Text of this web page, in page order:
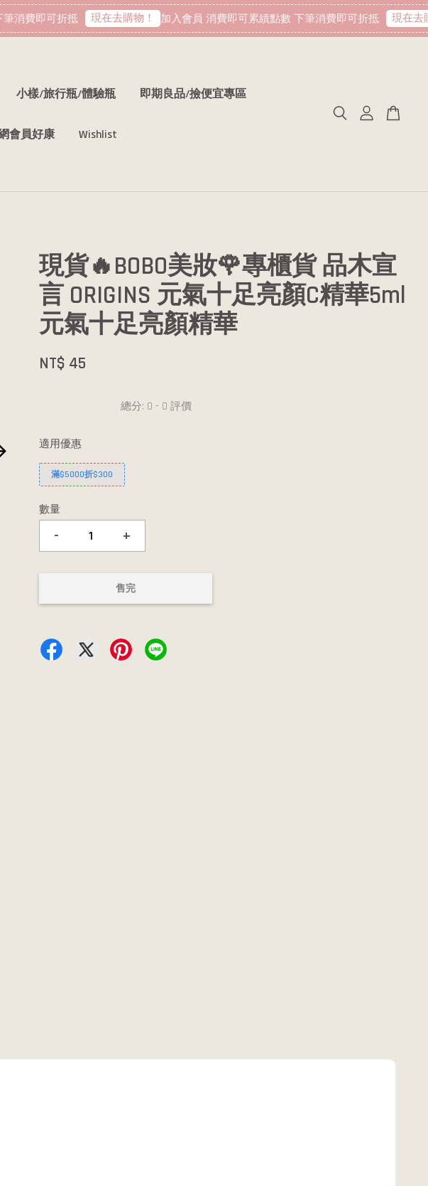
費即可折抵 現在去購物！ 加入會員 消費即可累績點數 下筆消費即可折抵 現在去購
小樣/旅行瓶/體驗瓶 即期良品/撿便宜專區
會員好康 Wishlist
現貨🔥BOBO美妝🌹專櫃貨 品木宣
言 ORIGINS 元氣十足亮顏C精華5ml
元氣十足亮顏精華
NT$ 45
總分: 0 - 0 評價
適用優惠
滿$5000折$300
數量
- +
售完